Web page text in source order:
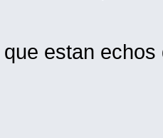
que estan